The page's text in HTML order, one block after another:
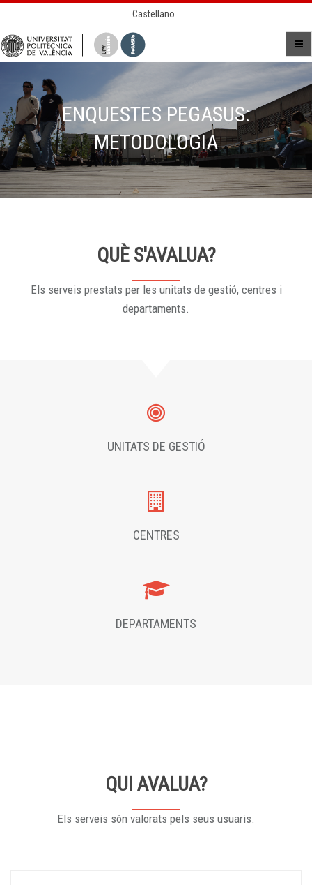
Castellano
ENQUESTES PEGASUS:
METODOLOGIA
QUÈ S'AVALUA?
Els serveis prestats per les unitats de gestió, centres i
departaments.
UNITATS DE GESTIÓ
CENTRES
DEPARTAMENTS
QUI AVALUA?
Els serveis són valorats pels seus usuaris.